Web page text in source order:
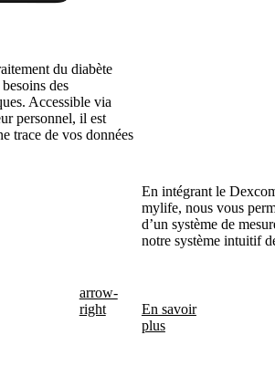
du diabète
des
Accessible via
personnel, il est
trace de vos données
arrow-
right
En intégrant le
mylife, nous vous
d’un système de
notre système intuitif
En savoir
plus